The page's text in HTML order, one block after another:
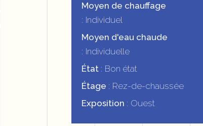
Moyen de chauffage
Individuel
Moyen d'eau chaude
Individuelle
État
Bon état
Étage
Rez-de-chaussée
Exposition
Ouest